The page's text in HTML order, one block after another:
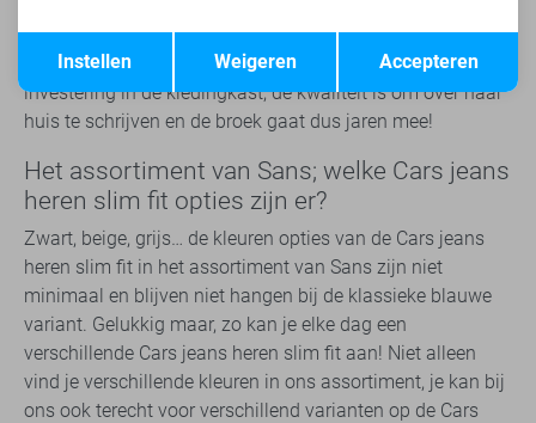
Hiermee volgt de broek de lijn van je been en sluit de
broek mooi aan. Cars jeans heren slim fit zijn een goede
investering in de kledingkast; de kwaliteit is om over naar
huis te schrijven en de broek gaat dus jaren mee!
Het assortiment van Sans; welke Cars jeans
heren slim fit opties zijn er?
Zwart, beige, grijs… de kleuren opties van de Cars jeans
heren slim fit in het assortiment van Sans zijn niet
minimaal en blijven niet hangen bij de klassieke blauwe
variant. Gelukkig maar, zo kan je elke dag een
verschillende Cars jeans heren slim fit aan! Niet alleen
vind je verschillende kleuren in ons assortiment, je kan bij
ons ook terecht voor verschillend varianten op de Cars
Terug Opslaan
Accepteren
Weigeren
Instellen